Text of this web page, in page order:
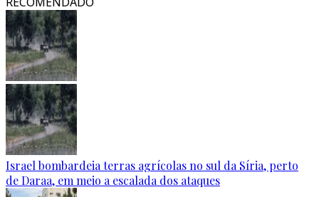
Israel bombardeia terras agrícolas no sul da Síria, perto
de Daraa, em meio a escalada dos ataques